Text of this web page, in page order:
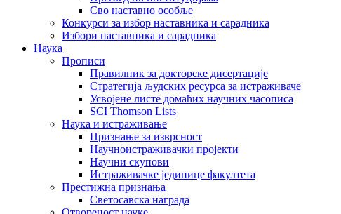
Сво наставно особље
Конкурси за избор наставника и сарадника
Избори наставника и сарадника
Наука
Прописи
Правилник за докторске дисертације
Стратегија људских ресурса за истраживаче
Усвојене листе домаћих научних часописа
SCI Thomson Lists
Наука и истраживање
Признање за изврсност
Научноистраживачки пројекти
Научни скупови
Истраживачке јединице факултета
Престижна признања
Светосавска награда